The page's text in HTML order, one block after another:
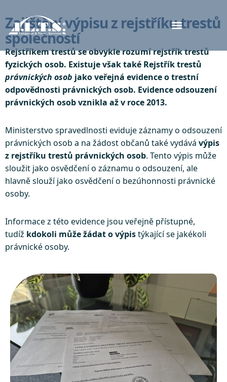
Zajištění výpisu z rejstříku trestů
společností
Rejstříkem trestů se obvykle rozumí rejstřík trestů
fyzických osob. Existuje však také Rejstřík trestů
právnických osob jako veřejná evidence o trestní
odpovědnosti právnických osob. Evidence odsouzení
právnických osob vznikla až v roce 2013.
Ministerstvo spravedlnosti eviduje záznamy o odsouzení
právnických osob a na žádost občanů také vydává výpis
z rejstříku trestů právnických osob. Tento výpis může
sloužit jako osvědčení o záznamu o odsouzení, ale
hlavně slouží jako osvědčení o bezúhonnosti právnické
osoby.
Informace z této evidence jsou veřejně přístupné,
tudíž kdokoli může žádat o výpistýkající se jakékoli
právnické osoby.